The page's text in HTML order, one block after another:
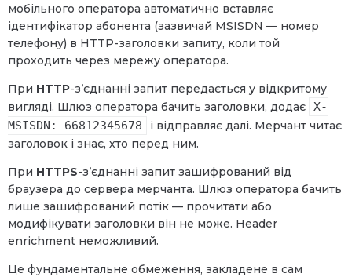
мобільного оператора автоматично вставляє
ідентифікатор абонента (зазвичай MSISDN — номер
телефону) в HTTP-заголовки запиту, коли той
проходить через мережу оператора.
При HTTP-з’єднанні запит передається у відкритому
вигляді. Шлюз оператора бачить заголовки, додає
X-
MSISDN: 66812345678
і відправляє далі. Мерчант читає
заголовок і знає, хто перед ним.
При HTTPS-з’єднанні запит зашифрований від
браузера до сервера мерчанта. Шлюз оператора бачить
лише зашифрований потік — прочитати або
модифікувати заголовки він не може. Header
enrichment неможливий.
Це фундаментальне обмеження, закладене в сам